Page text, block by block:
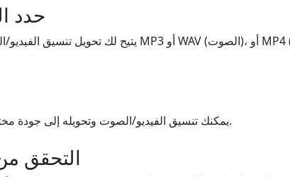
حدد
يمكنك تنسيق الفيديو/الصوت وتحويله إلى جودة مختلفة، من الأقل إلى الأعلى جودة.
التحقق